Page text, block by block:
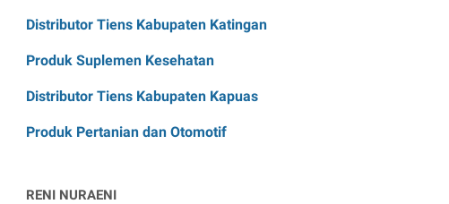
Distributor Tiens Kabupaten Katingan
Produk Suplemen Kesehatan
Distributor Tiens Kabupaten Kapuas
Produk Pertanian dan Otomotif
RENI NURAENI